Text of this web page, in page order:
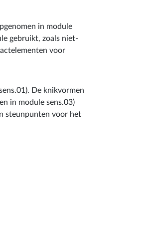
in module
gebruikt, zoals niet-
voor
De knikvormen
in module sens.03)
steunpunten voor het